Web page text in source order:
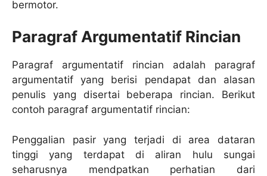
bermotor.
Paragraf Argumentatif Rincian
Paragraf argumentatif rincian adalah paragraf
argumentatif yang berisi pendapat dan alasan
penulis yang disertai beberapa rincian. Berikut
contoh paragraf argumentatif rincian:
Penggalian pasir yang terjadi di area dataran
tinggi yang terdapat di aliran hulu sungai
seharusnya mendpatkan perhatian dari